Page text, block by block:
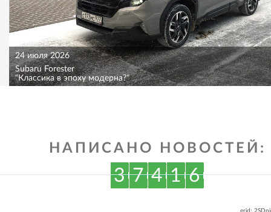
24 июля 2026
Subaru Forester
"Классика в эпоху модерна?"
НАПИСАНО НОВОСТЕЙ:
3 7 4 1 6
erid: